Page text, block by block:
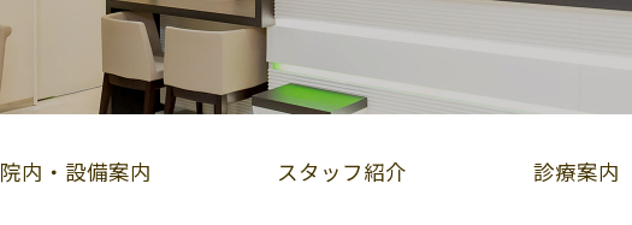
院内・設備案内 スタッフ紹介 診療案内